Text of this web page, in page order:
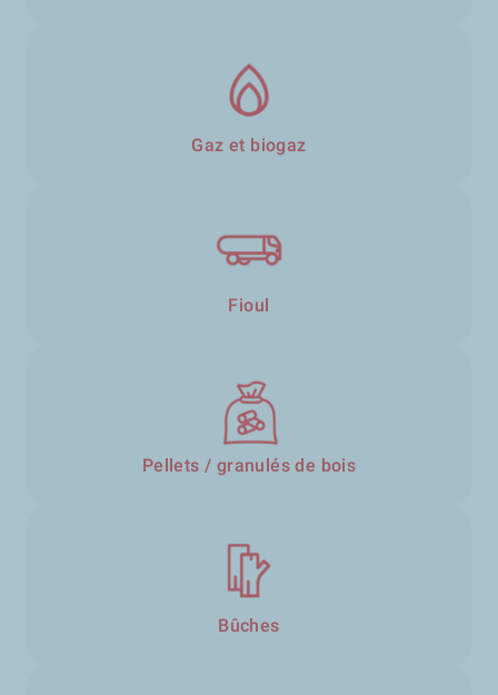
Gaz et biogaz
Fioul
Pellets / granulés de bois
Bûches